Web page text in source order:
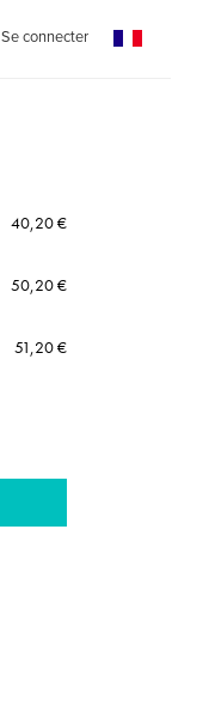
Se connecter
40,20 €
50,20 €
51,20 €